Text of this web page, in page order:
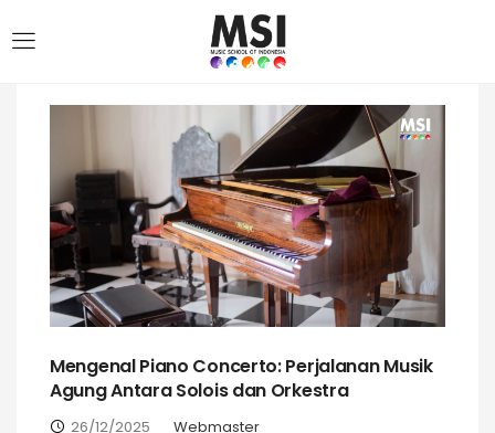
Mengenal Piano Concerto: Perjalanan Musik
Agung Antara Solois dan Orkestra
26/12/2025
Webmaster